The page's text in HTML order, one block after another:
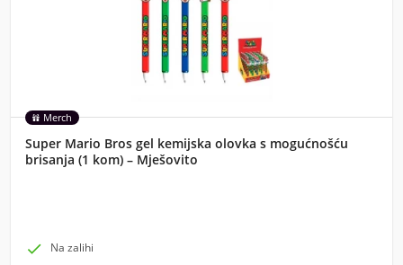
Merch
Super Mario Bros gel kemijska olovka s mogućnošću
brisanja (1 kom) – Mješovito
 Na zalihi